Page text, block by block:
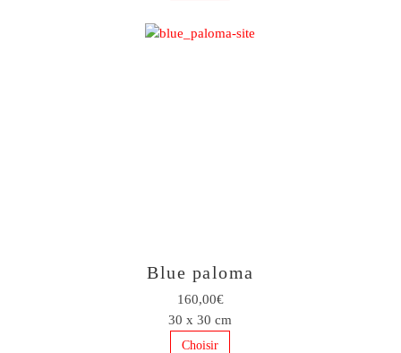
Blue paloma
160,00€
30 x 30 cm
Choisir